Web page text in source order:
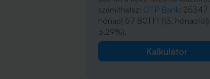
számíthatsz: OTP Bank: 25347
hónap) 57 801 Ft (13.
3,29%).
Kalkulátor